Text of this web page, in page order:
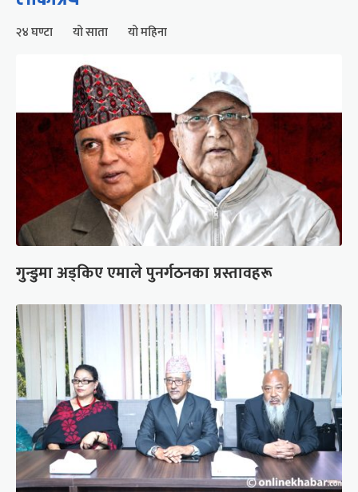
२४ घण्टा यो साता यो महिना
गुन्डुमा अड्किए एमाले पुनर्गठनका प्रस्तावहरू